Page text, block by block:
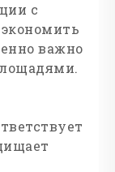
с
важно